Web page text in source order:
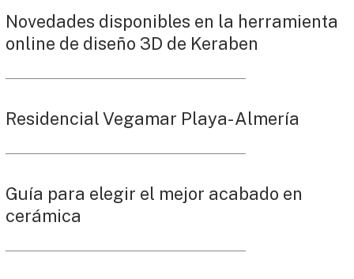
Novedades disponibles en la herramienta
online de diseño 3D de Keraben
Residencial Vegamar Playa- Almería
Guía para elegir el mejor acabado en
cerámica